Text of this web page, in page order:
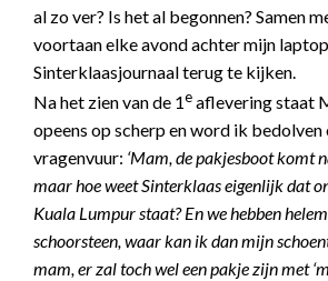
al zo ver? Is het al begonnen? Samen
voortaan elke avond achter mijn
Sinterklaasjournaal terug te kijken.
Na het zien van de 1eaflevering staat
opeens op scherp en word ik bedolven
vragenvuur: ‘Mam, de pakjesboot komt
maarhoe weet Sinterklaas eigenlijk dat
Kuala Lumpur staat? En we hebben
schoorsteen, waar kan ik dan mijn
mam, er zal toch wel een pakje zijn met